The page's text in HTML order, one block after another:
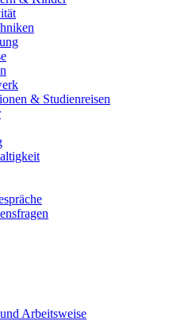
& Studienreisen
Arbeitsweise